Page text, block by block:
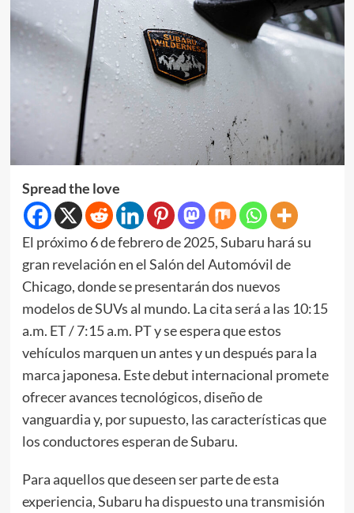
Spread the love
El próximo 6 de febrero de 2025, Subaru hará su
gran revelación en el Salón del Automóvil de
Chicago, donde se presentarán dos nuevos
modelos de SUVs al mundo. La cita será a las 10:15
a.m. ET / 7:15 a.m. PT y se espera que estos
vehículos marquen un antes y un después para la
marca japonesa. Este debut internacional promete
ofrecer avances tecnológicos, diseño de
vanguardia y, por supuesto, las características que
los conductores esperan de Subaru.
Para aquellos que deseen ser parte de esta
experiencia, Subaru ha dispuesto una transmisión